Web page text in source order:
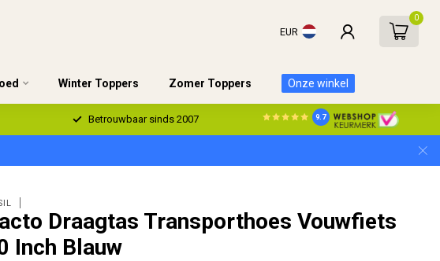
EUR
0
Winter Toppers Zomer Toppers Onze winkel
Betrouwbaar sinds 2007 9.7
Draagtas Transporthoes Vouwfiets
Inch Blauw